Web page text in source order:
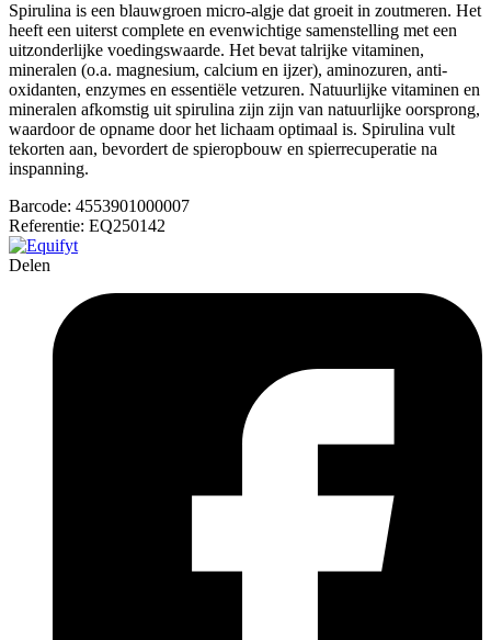
Spirulina is een blauwgroen micro-algje dat groeit in zoutmeren. Het
heeft een uiterst complete en evenwichtige samenstelling met een
uitzonderlijke voedingswaarde. Het bevat talrijke vitaminen,
mineralen (o.a. magnesium, calcium en ijzer), aminozuren, anti-
oxidanten, enzymes en essentiële vetzuren. Natuurlijke vitaminen en
mineralen afkomstig uit spirulina zijn zijn van natuurlijke oorsprong,
waardoor de opname door het lichaam optimaal is. Spirulina vult
tekorten aan, bevordert de spieropbouw en spierrecuperatie na
inspanning.
Barcode: 4553901000007
Referentie: EQ250142
Delen